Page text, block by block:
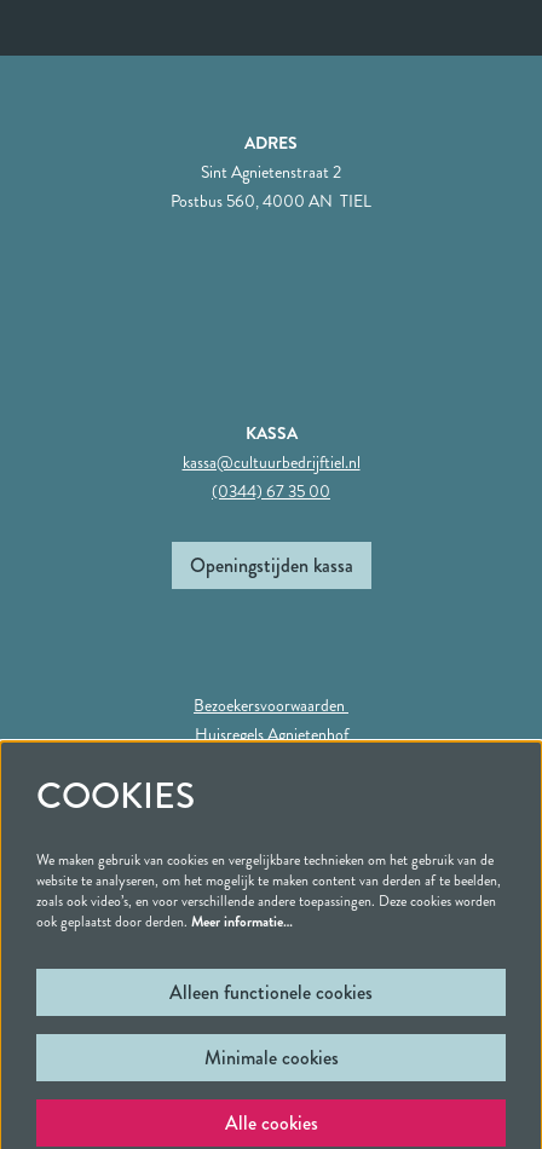
ADRES
Sint Agnietenstraat 2
Postbus 560, 4000 AN TIEL
KASSA
kassa@cultuurbedrijftiel.nl
(0344) 67 35 00
Openingstijden kassa
Bezoekersvoorwaarden
Huisregels Agnietenhof
Volg ons
Schrijf je in voor onze nieuwsbrief
Powered byCultureSuite
COOKIES
We maken gebruik van cookies en vergelijkbare technieken om het gebruik van de
website te analyseren, om het mogelijk te maken content van derden af te beelden,
zoals ook video’s, en voor verschillende andere toepassingen. Deze cookies worden
ook geplaatst door derden. Meer informatie…
Alleen functionele cookies
Minimale cookies
Alle cookies